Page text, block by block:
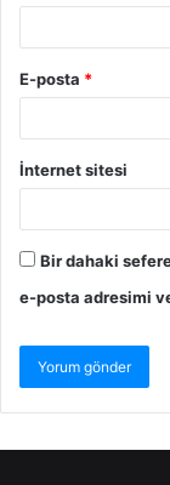
E-posta *
İnternet sitesi
Bir dahaki
e-posta adresimi